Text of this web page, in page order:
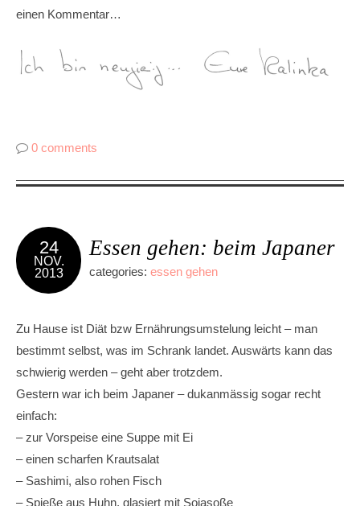
einen Kommentar…
0 comments
24
NOV.
2013
Essen gehen: beim Japaner
categories: essen gehen
Zu Hause ist Diät bzw Ernährungsumstelung leicht – man
bestimmt selbst, was im Schrank landet. Auswärts kann das
schwierig werden – geht aber trotzdem.
Gestern war ich beim Japaner – dukanmässig sogar recht
einfach:
– zur Vorspeise eine Suppe mit Ei
– einen scharfen Krautsalat
– Sashimi, also rohen Fisch
– Spieße aus Huhn, glasiert mit Sojasoße